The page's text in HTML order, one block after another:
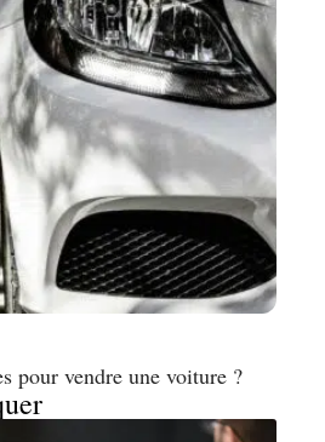
pour vendre une voiture ?